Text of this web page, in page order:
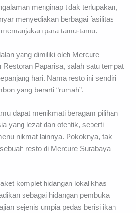
menginap tidak terlupakan,
menyediakan berbagai fasilitas
para tamu-tamu.
yang dimiliki oleh Mercure
Restoran Paparisa, salah satu tempat
hari. Nama resto ini sendiri
yang berarti “rumah”.
dapat menikmati beragam pilihan
yang lezat dan otentik, seperti
nikmat lainnya. Pokoknya, tak
resto di Mercure Surabaya
komplet hidangan lokal khas
sebagai hidangan pembuka
sejenis umpia pedas berisi ikan